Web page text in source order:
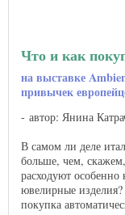
Что и как
на выставке
привычек
автор: Янина
В самом ли деле
больше, чем,
расходуют
ювелирные
покупка